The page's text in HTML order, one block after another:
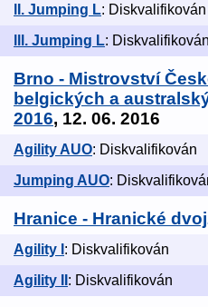
lI. Jumping L: Diskvalifikován
lll. Jumping L: Diskvalifikován
Brno - Mistrovství
belgických a
2016, 12. 06. 2016
Agility AUO: Diskvalifikován
Jumping AUO:
Hranice - Hranické
Agility I : Diskvalifikován
Agility II : Diskvalifikován